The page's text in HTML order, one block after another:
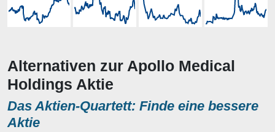
Alternativen zur Apollo Medical
Holdings Aktie
Das Aktien-Quartett: Finde eine bessere
Aktie